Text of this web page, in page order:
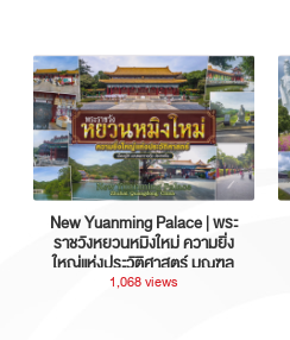
New Yuanming Palace | พระ
ราชวังหยวนหมิงใหม่ ความยิ่ง
ใหญ่แห่งประวัติศาสตร์ มณฑล
กวางตุ้ง ประเทศจีน
1,068 views